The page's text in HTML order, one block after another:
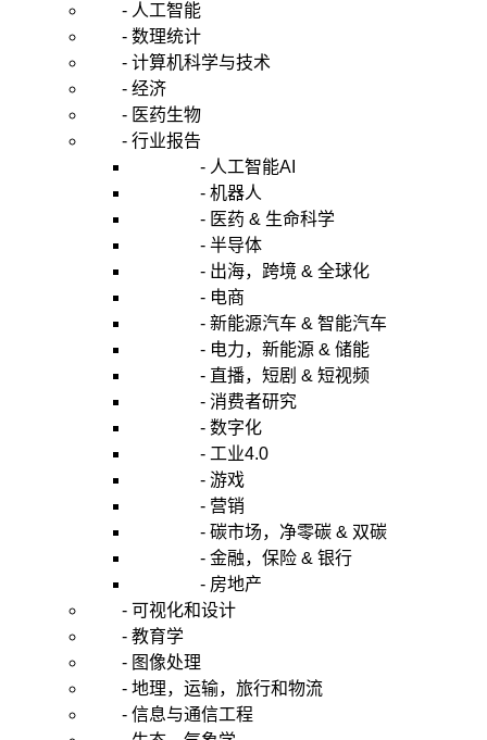
- 人工智能
- 数理统计
- 计算机科学与技术
- 经济
- 医药生物
- 行业报告
- 人工智能AI
- 机器人
- 医药 & 生命科学
- 半导体
- 出海，跨境 & 全球化
- 电商
- 新能源汽车 & 智能汽车
- 电力，新能源 & 储能
- 直播，短剧 & 短视频
- 消费者研究
- 数字化
- 工业4.0
- 游戏
- 营销
- 碳市场，净零碳 & 双碳
- 金融，保险 & 银行
- 房地产
- 可视化和设计
- 教育学
- 图像处理
- 地理，运输，旅行和物流
- 信息与通信工程